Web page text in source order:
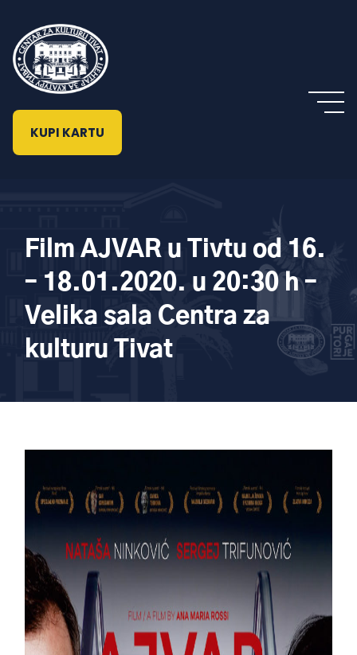
KUPI KARTU
Film AJVAR u Tivtu od 16.
– 18.01.2020. u 20:30 h –
Velika sala Centra za
kulturu Tivat